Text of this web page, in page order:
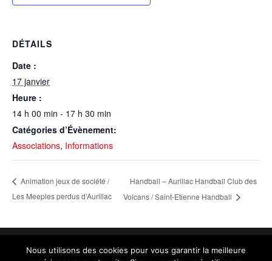
DÉTAILS
Date :
17 janvier
Heure :
14 h 00 min - 17 h 30 min
Catégories d’Évènement:
Associations, Informations
Animation jeux de société /
Les Meeples perdus d’Aurillac
Handball – Aurillac Handball Club des
Volcans / Saint-Etienne Handball
Nous utilisons des cookies pour vous garantir la meilleure